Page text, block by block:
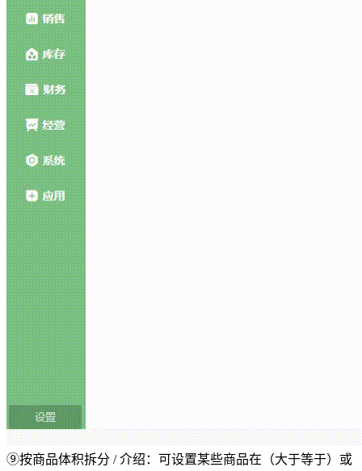
⑨按商品体积拆分 / 介绍：可设置某些商品在（大于等于）或